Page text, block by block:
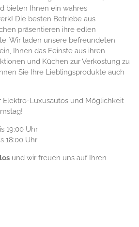
bieten Ihnen ein wahres
Die besten Betriebe aus
präsentieren ihre edlen
Wir laden unsere befreundeten
Ihnen das Feinste aus ihren
und Küchen zur Verkostung zu
Sie Ihre Lieblingsprodukte auch
Elektro-Luxusautos und Möglichkeit
19:00 Uhr
18:00 Uhr
und wir freuen uns auf Ihren